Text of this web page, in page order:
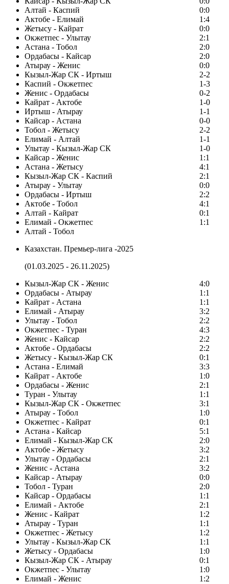
Алтай - Каспий
0:0
Актобе - Елимай
1:4
Жетысу - Кайрат
0:0
Окжетпес - Улытау
2:1
Астана - Тобол
2:0
Ордабасы - Кайсар
2:0
Атырау - Женис
0:0
Кызыл-Жар СК - Иртыш
2-2
Каспий - Окжетпес
1-3
Женис - Ордабасы
0-2
Кайрат - Актобе
1-0
Иртыш - Атырау
1-1
Кайсар - Астана
0-0
Тобол - Жетысу
2-2
Елимай - Алтай
1-1
Улытау - Кызыл-Жар СК
1-0
Кайсар - Женис
1:1
Астана - Жетысу
4:1
Кызыл-Жар СК - Каспий
2:1
Атырау - Улытау
0:0
Ордабасы - Иртыш
2:2
Актобе - Тобол
4:1
Алтай - Кайрат
0:1
Елимай - Окжетпес
1:1
Алтай - Тобол
Казахстан. Премьер-лига -2025
(01.03.2025 - 26.11.2025)
Кызыл-Жар СК - Женис
4:0
Ордабасы - Атырау
1:1
Кайрат - Астана
1:1
Елимай - Атырау
3:2
Улытау - Тобол
2:2
Окжетпес - Туран
4:3
Женис - Кайсар
2:2
Актобе - Ордабасы
2:2
Жетысу - Кызыл-Жар СК
0:1
Астана - Елимай
3:3
Кайрат - Актобе
1:0
Ордабасы - Женис
2:1
Туран - Улытау
1:1
Кызыл-Жар СК - Окжетпес
3:1
Атырау - Тобол
1:0
Окжетпес - Кайрат
0:1
Астана - Кайсар
5:1
Елимай - Кызыл-Жар СК
2:0
Актобе - Жетысу
3:2
Улытау - Ордабасы
2:1
Женис - Астана
3:2
Кайсар - Атырау
0:0
Тобол - Туран
2:0
Кайсар - Ордабасы
1:1
Елимай - Актобе
2:1
Женис - Кайрат
1:2
Атырау - Туран
1:1
Окжетпес - Жетысу
1:2
Улытау - Кызыл-Жар СК
1:1
Жетысу - Ордабасы
1:0
Кызыл-Жар СК - Атырау
0:1
Окжетпес - Улытау
1:0
Елимай - Женис
1:2